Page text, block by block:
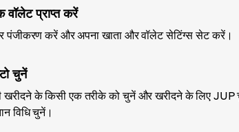
वॉलेट प्राप्त करें
पंजीकरण करें और अपना खाता और वॉलेट सेटिंग्स सेट करें।
चुनें
खरीदने के किसी एक तरीके को चुनें और खरीदने के लिए JUP
विधि चुनें।